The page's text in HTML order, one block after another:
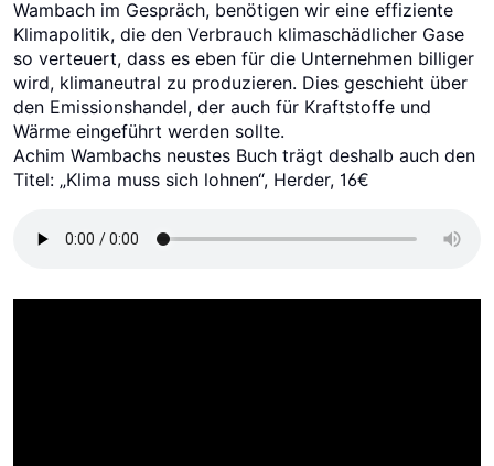
Wambach im Gespräch, benötigen wir eine effiziente
Klimapolitik, die den Verbrauch klimaschädlicher Gase
so verteuert, dass es eben für die Unternehmen billiger
wird, klimaneutral zu produzieren. Dies geschieht über
den Emissionshandel, der auch für Kraftstoffe und
Wärme eingeführt werden sollte.
Achim Wambachs neustes Buch trägt deshalb auch den
Titel: „Klima muss sich lohnen“, Herder, 16€